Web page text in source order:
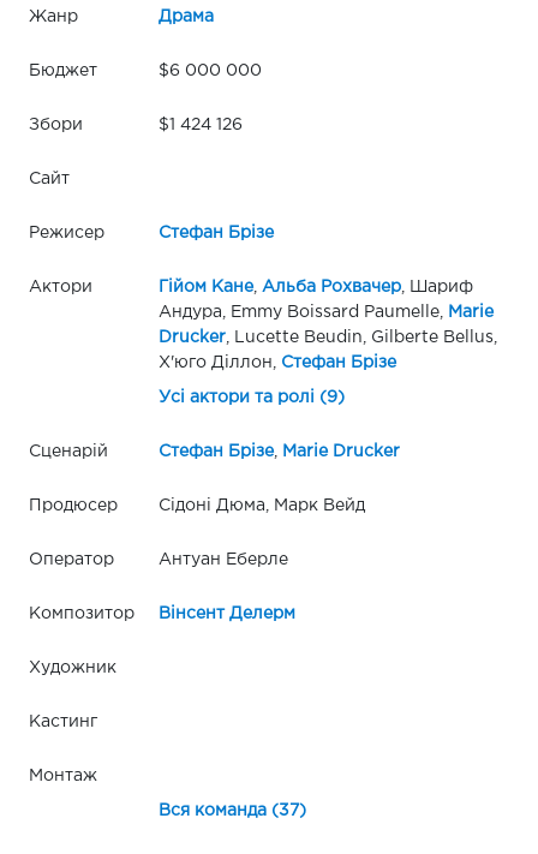
Жанр Драма
Бюджет $6 000 000
Збори $1 424 126
Сайт
Режисер Стефан Брізе
Актори Гійом Кане, Альба Рохвачер, Шариф
Андура, Emmy Boissard Paumelle,
Marie
Drucker, Lucette Beudin, Gilberte Bellus,
Х'юго Діллон,
Стефан Брізе
Усі актори та ролі (9)
Сценарій Стефан Брізе, Marie Drucker
Продюсер Сідоні Дюма, Марк Вейд
Оператор Антуан Еберле
Композитор Вінсент Делерм
Художник
Кастинг
Монтаж
Вся команда (37)